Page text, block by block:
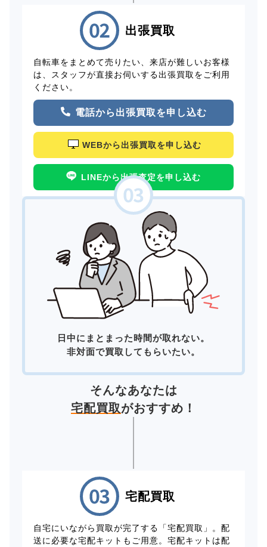
出張買取
自転車をまとめて売りたい、来店が難しいお客様
は、スタッフが直接お伺いする出張買取をご利用
ください。
電話から出張買取を申し込む
WEBから出張買取を申し込む
LINEから出張査定を申し込む
日中にまとまった時間が取れない。
非対面で買取してもらいたい。
そんなあなたは
宅配買取がおすすめ！
宅配買取
自宅にいながら買取が完了する「宅配買取」。配
送に必要な宅配キットもご用意。宅配キットは配